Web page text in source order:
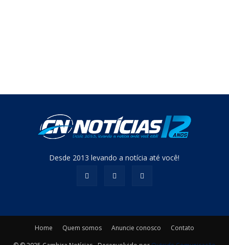
Desde 2013 levando a notícia até você!
Home Quem somos Anuncie conosco
Contato